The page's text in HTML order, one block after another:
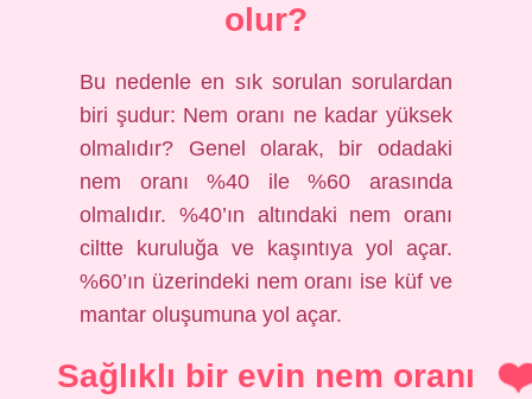
olur?
Bu nedenle en sık sorulan sorulardan
biri şudur: Nem oranı ne kadar yüksek
olmalıdır? Genel olarak, bir odadaki
nem oranı %40 ile %60 arasında
olmalıdır. %40’ın altındaki nem oranı
ciltte kuruluğa ve kaşıntıya yol açar.
%60’ın üzerindeki nem oranı ise küf ve
mantar oluşumuna yol açar.
Sağlıklı bir evin nem oranı